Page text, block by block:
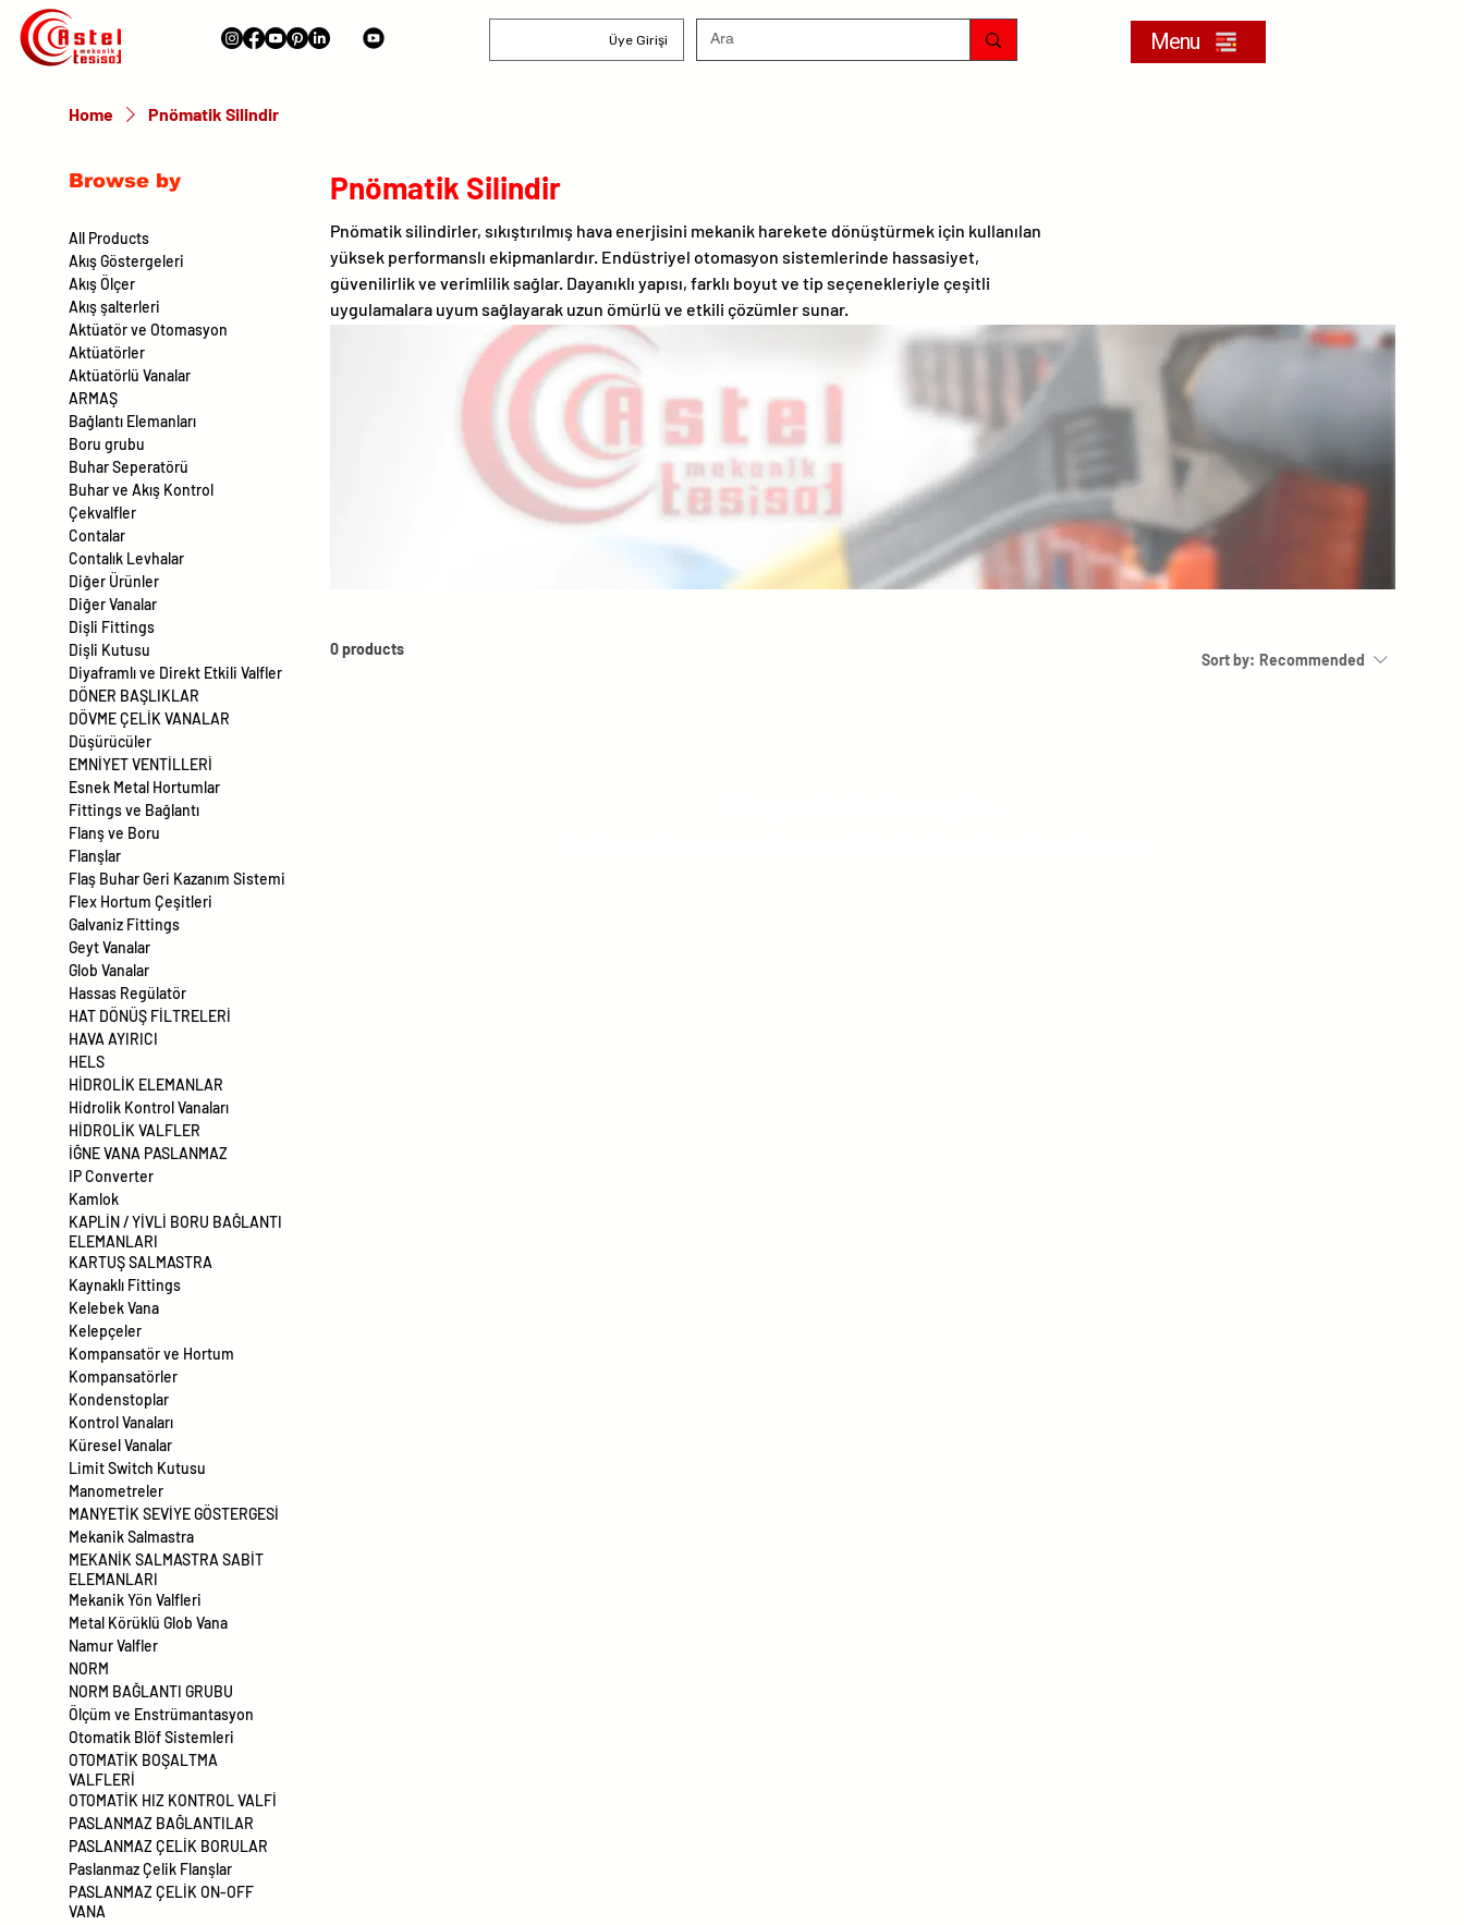
Üye Girişi Menu
Home Pnömatik Silindir
Browse by
All Products
Akış Göstergeleri
Akış Ölçer
Akış şalterleri
Aktüatör ve Otomasyon
Aktüatörler
Aktüatörlü Vanalar
ARMAŞ
Bağlantı Elemanları
Boru grubu
Buhar Seperatörü
Buhar ve Akış Kontrol
Çekvalfler
Contalar
Contalık Levhalar
Diğer Ürünler
Diğer Vanalar
Dişli Fittings
Dişli Kutusu
Diyaframlı ve Direkt Etkili Valfler
DÖNER BAŞLIKLAR
DÖVME ÇELİK VANALAR
Düşürücüler
EMNİYET VENTİLLERİ
Esnek Metal Hortumlar
Fittings ve Bağlantı
Flanş ve Boru
Flanşlar
Flaş Buhar Geri Kazanım Sistemi
Flex Hortum Çeşitleri
Galvaniz Fittings
Geyt Vanalar
Glob Vanalar
Hassas Regülatör
HAT DÖNÜŞ FİLTRELERİ
HAVA AYIRICI
HELS
HİDROLİK ELEMANLAR
Hidrolik Kontrol Vanaları
HİDROLİK VALFLER
İĞNE VANA PASLANMAZ
IP Converter
Kamlok
KAPLİN / YİVLİ BORU BAĞLANTI
ELEMANLARI
KARTUŞ SALMASTRA
Kaynaklı Fittings
Kelebek Vana
Kelepçeler
Kompansatör ve Hortum
Kompansatörler
Kondenstoplar
Kontrol Vanaları
Küresel Vanalar
Limit Switch Kutusu
Manometreler
MANYETİK SEVİYE GÖSTERGESİ
Mekanik Salmastra
MEKANİK SALMASTRA SABİT
ELEMANLARI
Mekanik Yön Valfleri
Metal Körüklü Glob Vana
Namur Valfler
NORM
NORM BAĞLANTI GRUBU
Ölçüm ve Enstrümantasyon
Otomatik Blöf Sistemleri
OTOMATİK BOŞALTMA
VALFLERİ
OTOMATİK HIZ KONTROL VALFİ
PASLANMAZ BAĞLANTILAR
PASLANMAZ ÇELİK BORULAR
Paslanmaz Çelik Flanşlar
PASLANMAZ ÇELİK ON-OFF
VANA
Pnömatik Silindir
Pnömatik silindirler, sıkıştırılmış hava enerjisini mekanik harekete dönüştürmek için kullanılan
yüksek performanslı ekipmanlardır. Endüstriyel otomasyon sistemlerinde hassasiyet,
güvenilirlik ve verimlilik sağlar. Dayanıklı yapısı, farklı boyut ve tip seçenekleriyle çeşitli
uygulamalara uyum sağlayarak uzun ömürlü ve etkili çözümler sunar.
0 products
Sort by: Recommended